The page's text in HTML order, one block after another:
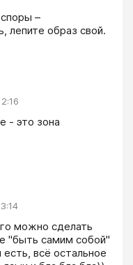
–
лепите образ свой.
- это зона
можно сделать
"быть самим собой"
всё остальное